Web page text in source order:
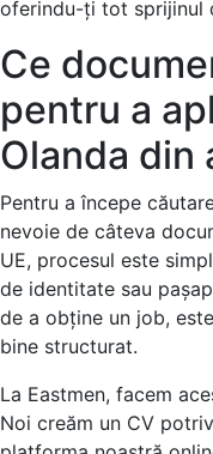
oferindu-ți tot sprijinul
Ce
pentru a
Olanda din
Pentru a începe
nevoie de câteva
UE, procesul este
de identitate sau
de a obține un job,
bine structurat.
La Eastmen, facem
Noi creăm un CV